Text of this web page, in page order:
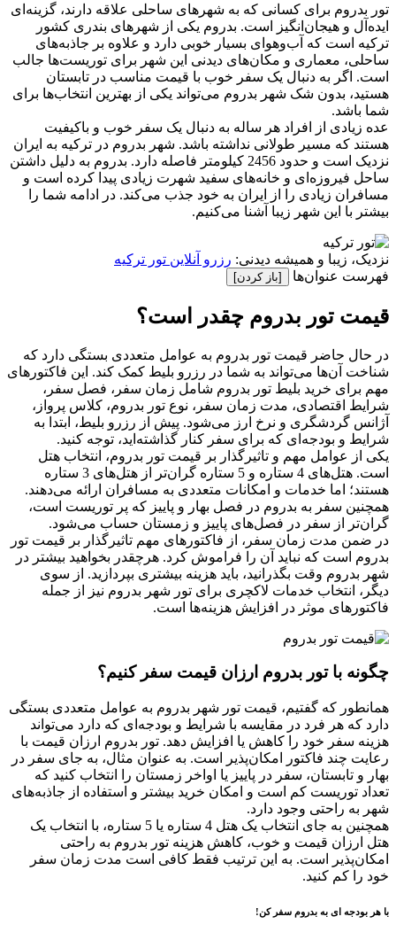
تور بدروم برای کسانی که به شهرهای ساحلی علاقه دارند، گزینه‌ای
ایده‌آل و هیجان‌انگیز است. بدروم یکی از شهرهای بندری کشور
ترکیه است که آب‌وهوای بسیار خوبی دارد و علاوه بر جاذبه‌های
ساحلی، معماری و مکان‌های دیدنی این شهر برای توریست‌ها جالب
است. اگر به دنبال یک سفر خوب با قیمت مناسب در تابستان
هستید، بدون شک شهر بدروم می‌تواند یکی از بهترین انتخاب‌ها برای
شما باشد.
عده زیادی از افراد هر ساله به دنبال یک سفر خوب و باکیفیت
هستند که مسیر طولانی نداشته باشد. شهر بدروم در ترکیه به ایران
نزدیک است و حدود 2456 کیلومتر فاصله دارد. بدروم به دلیل داشتن
ساحل فیروزه‌ای و خانه‌های سفید شهرت زیادی پیدا کرده است و
مسافران زیادی را از ایران به خود جذب می‌کند. در ادامه شما را
بیشتر با این شهر زیبا آشنا می‌کنیم.
نزدیک، زیبا و همیشه دیدنی: رزرو آنلاین تور ترکیه
فهرست عنوان‌ها
[باز کردن]
قیمت تور بدروم چقدر است؟
در حال حاضر قیمت تور بدروم به عوامل متعددی بستگی دارد که
شناخت آن‌ها می‌تواند به شما در رزرو بلیط کمک کند. این فاکتورهای
مهم برای خرید بلیط تور بدروم شامل زمان سفر، فصل سفر،
شرایط اقتصادی، مدت زمان سفر، نوع تور بدروم، کلاس پرواز،
آژانس گردشگری و نرخ ارز می‌شود. پیش از رزرو بلیط، ابتدا به
شرایط و بودجه‌ای که برای سفر کنار گذاشته‌اید، توجه کنید.
یکی از عوامل مهم و تاثیرگذار بر قیمت تور بدروم، انتخاب هتل
است. هتل‌های 4 ستاره و 5 ستاره گران‌تر از هتل‌های 3 ستاره
هستند؛ اما خدمات و امکانات متعددی به مسافران ارائه می‌دهند.
همچنین سفر به بدروم در فصل بهار و پاییز که پر توریست است،
گران‌تر از سفر در فصل‌های پاییز و زمستان حساب می‌شود.
در ضمن مدت زمان سفر، از فاکتورهای مهم تاثیرگذار بر قیمت تور
بدروم است که نباید آن را فراموش کرد. هرچقدر بخواهید بیشتر در
شهر بدروم وقت بگذرانید، باید هزینه بیشتری بپردازید. از سوی
دیگر، انتخاب خدمات لاکچری برای تور شهر بدروم نیز از جمله
فاکتورهای موثر در افزایش هزینه‌ها است.
چگونه با تور بدروم ارزان قیمت سفر کنیم؟
همانطور که گفتیم، قیمت تور شهر بدروم به عوامل متعددی بستگی
دارد که هر فرد در مقایسه با شرایط و بودجه‌ای که دارد می‌تواند
هزینه سفر خود را کاهش یا افزایش دهد. تور بدروم ارزان قیمت با
رعایت چند فاکتور امکان‌پذیر است. به عنوان مثال، به جای سفر در
بهار و تابستان، سفر در پاییز یا اواخر زمستان را انتخاب کنید که
تعداد توریست کم است و امکان خرید بیشتر و استفاده از جاذبه‌های
شهر به راحتی وجود دارد.
همچنین به جای انتخاب یک هتل 4 ستاره یا 5 ستاره، با انتخاب یک
هتل ارزان قیمت و خوب، کاهش هزینه تور بدروم به راحتی
امکان‌پذیر است. به این ترتیب فقط کافی است مدت زمان سفر
خود را کم کنید.
با هر بودجه ای به بدروم سفر کن!